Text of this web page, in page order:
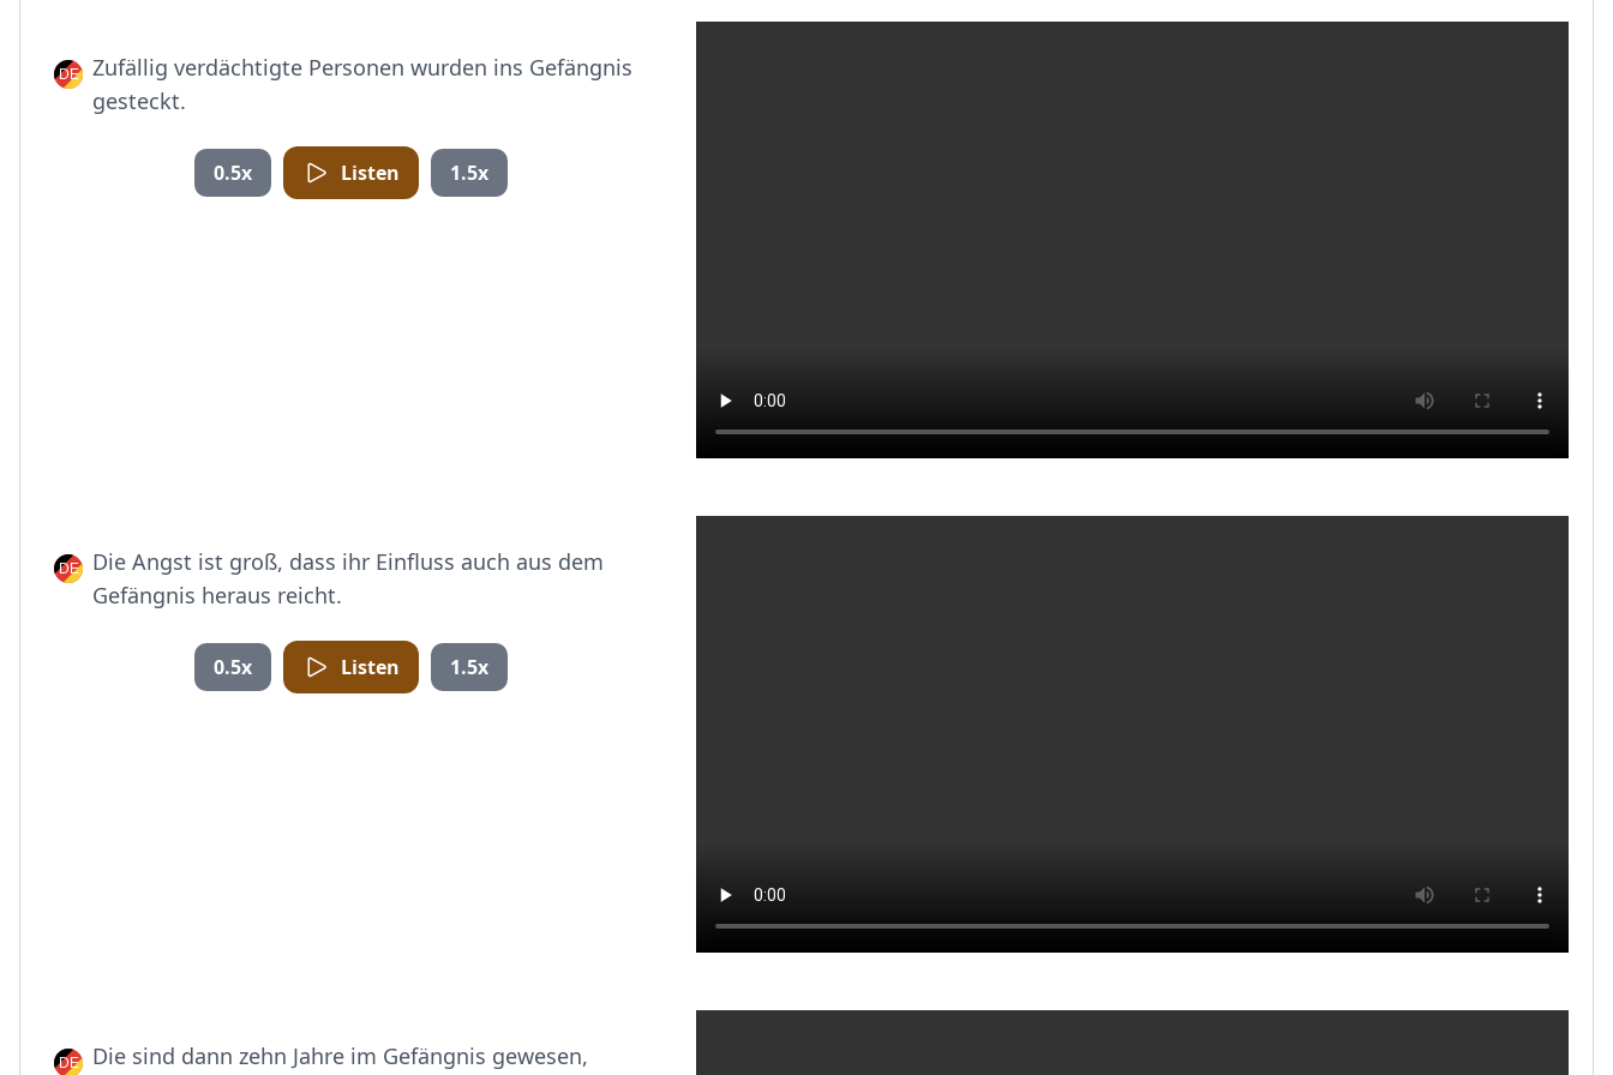
Zufällig verdächtigte Personen wurden ins Gefängnis
gesteckt.
0.5x Listen 1.5x
Die Angst ist groß, dass ihr Einfluss auch aus dem
Gefängnis heraus reicht.
0.5x Listen 1.5x
Die sind dann zehn Jahre im Gefängnis gewesen,